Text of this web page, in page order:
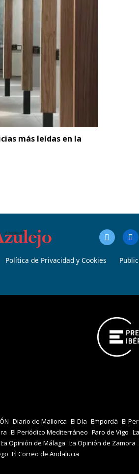
más leídas en la
Política de Privacidad y Cookies
Diario de Mallorca El Día Empordà El
El Periódico Mediterráneo Faro de Vigo
La Opinión de Málaga La Opinión de Zamora
El Correo de Andalucia